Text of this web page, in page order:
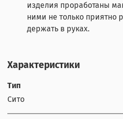
изделия проработаны
ними не только приятно
держать в руках.
Характеристики
Тип
Сито